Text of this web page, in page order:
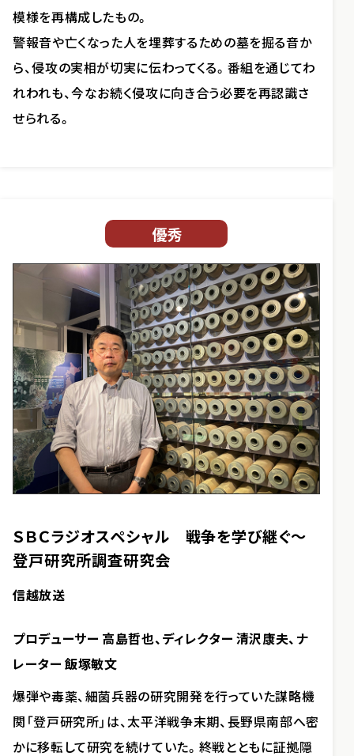
模様を再構成したもの。
警報音や亡くなった人を埋葬するための墓を掘る音か
ら、侵攻の実相が切実に伝わってくる。番組を通じてわ
れわれも、今なお続く侵攻に向き合う必要を再認識さ
せられる。
優秀
ＳＢＣラジオスペシャル 戦争を学び継ぐ～
登戸研究所調査研究会
信越放送
プロデューサー 高島哲也、ディレクター 清沢康夫、ナ
レーター 飯塚敏文
爆弾や毒薬、細菌兵器の研究開発を行っていた謀略機
関「登戸研究所」は、太平洋戦争末期、長野県南部へ密
かに移転して研究を続けていた。終戦とともに証拠隠